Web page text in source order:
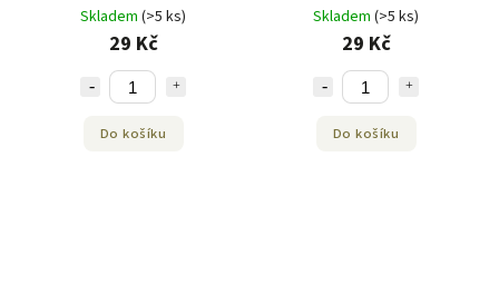
Skladem (>5 ks)
29 Kč
Do košíku
Skladem (>5 ks)
29 Kč
Do košíku